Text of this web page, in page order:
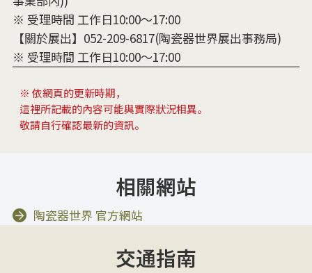
※ 受理時間 工作日10:00～17:00
【關於展出】052-209-6817(陶瓷器世界展出事務局)
※ 受理時間 工作日10:00～17:00
※ 依網頁的更新時期，
這裡所記載的內容可能與實際狀況相異。
敬請自行確認最新的資訊。
相關網站
陶瓷器世界 官方網站
交通指南